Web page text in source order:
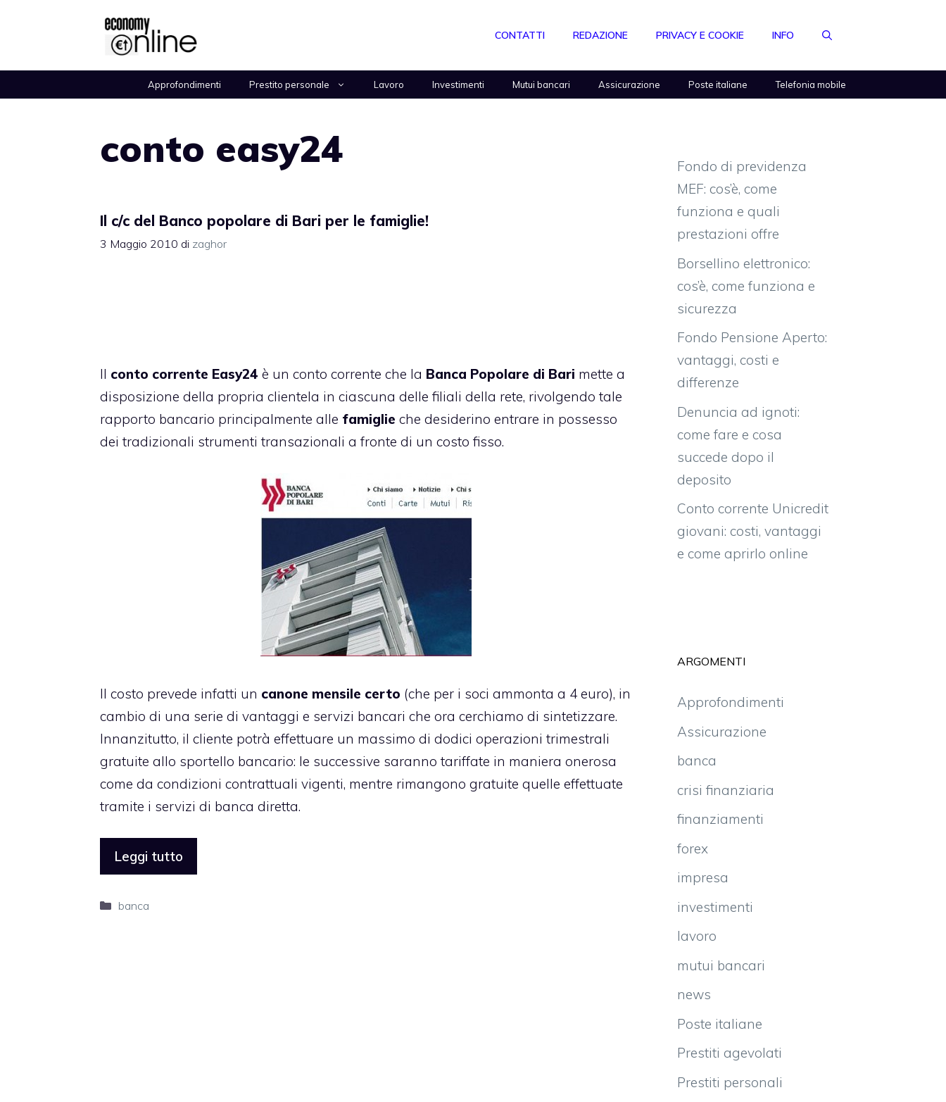
CONTATTI REDAZIONE PRIVACY E COOKIE INFO
Approfondimenti Prestito personale Lavoro Investimenti Mutui bancari Assicurazione Poste italiane Telefonia mobile
conto easy24
Il c/c del Banco popolare di Bari per le famiglie!
3 Maggio 2010 di zaghor
Il conto corrente Easy24 è un conto corrente che la Banca Popolare di Bari mette a
disposizione della propria clientela in ciascuna delle filiali della rete, rivolgendo tale
rapporto bancario principalmente alle famiglie che desiderino entrare in possesso
dei tradizionali strumenti transazionali a fronte di un costo fisso.
Il costo prevede infatti un canone mensile certo (che per i soci ammonta a 4 euro), in
cambio di una serie di vantaggi e servizi bancari che ora cerchiamo di sintetizzare.
Innanzitutto, il cliente potrà effettuare un massimo di dodici operazioni trimestrali
gratuite allo sportello bancario: le successive saranno tariffate in maniera onerosa
come da condizioni contrattuali vigenti, mentre rimangono gratuite quelle effettuate
tramite i servizi di banca diretta.
Leggi tutto
Categorie
banca
Fondo di previdenza
MEF: cos’è, come
funziona e quali
prestazioni offre
Borsellino elettronico:
cos’è, come funziona e
sicurezza
Fondo Pensione Aperto:
vantaggi, costi e
differenze
Denuncia ad ignoti:
come fare e cosa
succede dopo il
deposito
Conto corrente Unicredit
giovani: costi, vantaggi
e come aprirlo online
ARGOMENTI
Approfondimenti
Assicurazione
banca
crisi finanziaria
finanziamenti
forex
impresa
investimenti
lavoro
mutui bancari
news
Poste italiane
Prestiti agevolati
Prestiti personali